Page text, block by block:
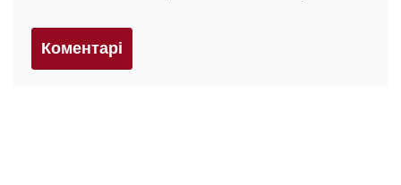
Коментарi